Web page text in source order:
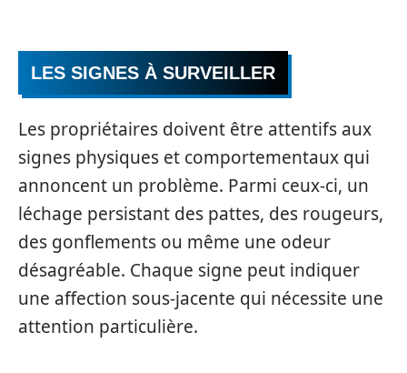
LES SIGNES À SURVEILLER
Les propriétaires doivent être attentifs aux
signes physiques et comportementaux qui
annoncent un problème. Parmi ceux-ci, un
léchage persistant des pattes, des rougeurs,
des gonflements ou même une odeur
désagréable. Chaque signe peut indiquer
une affection sous-jacente qui nécessite une
attention particulière.